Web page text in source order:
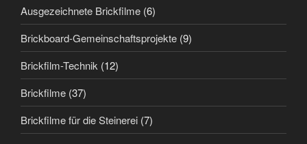
Ausgezeichnete Brickfilme (6)
Brickboard-Gemeinschaftsprojekte (9)
Brickfilm-Technik (12)
Brickfilme (37)
Brickfilme für die Steinerei (7)